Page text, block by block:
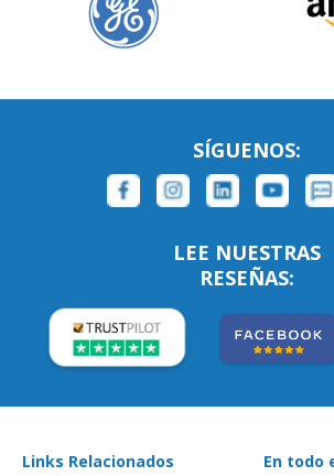
SÍGUENOS:
LEE NUESTRAS
RESEÑAS:
Links Relacionados En todo